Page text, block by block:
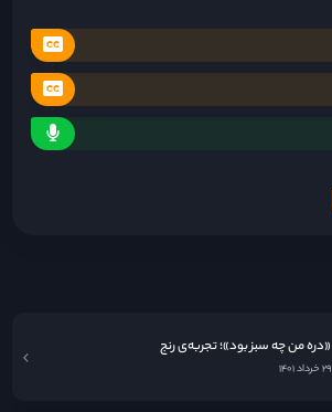
«دره من چه سبز بود»؛ تجربه‌ی رنج
۲۹ خرداد ۱۴۰۱